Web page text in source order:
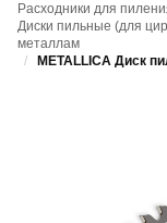
Расходники для
Диски пильные (для
металлам
/
METALLICA Диск